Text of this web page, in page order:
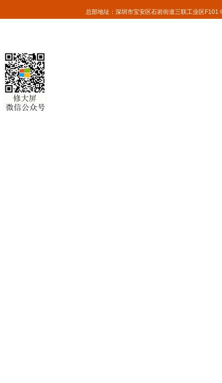
总部地址：深圳市宝安区石岩街道三联工业区